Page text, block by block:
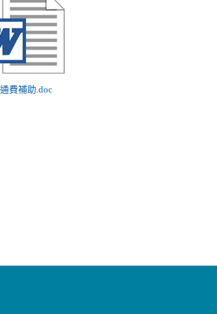
費補助.doc